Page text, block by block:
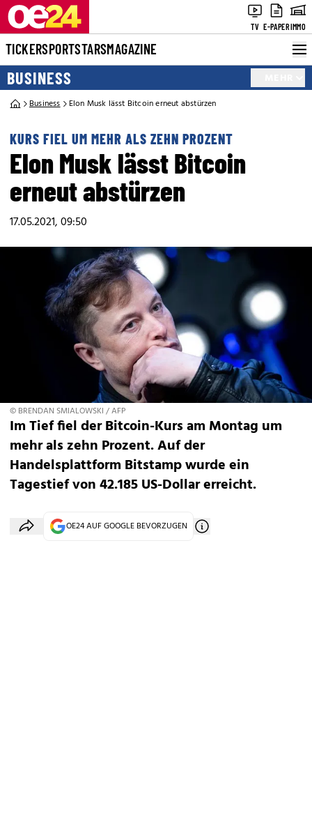
TV E-PAPERIMMO
TICKERSPORTSTARSMAGAZINE
BUSINESS
Business Elon Musk lässt Bitcoin erneut abstürzen
KURS FIEL UM MEHR ALS ZEHN PROZENT
Elon Musk lässt Bitcoin
erneut abstürzen
17.05.2021, 09:50
© BRENDAN SMIALOWSKI / AFP
Im Tief fiel der Bitcoin-Kurs am Montag um
mehr als zehn Prozent. Auf der
Handelsplattform Bitstamp wurde ein
Tagestief von 42.185 US-Dollar erreicht.
OE24 AUF GOOGLE BEVORZUGEN